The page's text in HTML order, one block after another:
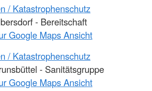
/ Katastrophenschutz
- Bereitschaft
Google Maps Ansicht
/ Katastrophenschutz
- Sanitätsgruppe
Google Maps Ansicht